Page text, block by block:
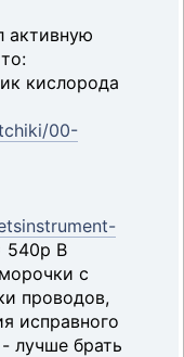
активную
кислорода
00-
540р В
с
проводов,
исправного
лучше брать